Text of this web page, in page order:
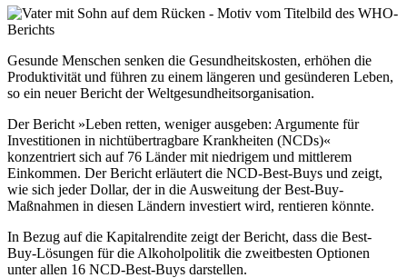
Gesunde Menschen senken die Gesundheitskosten, erhöhen die
Produktivität und führen zu einem längeren und gesünderen Leben,
so ein neuer Bericht der Weltgesundheitsorganisation.
Der Bericht »Leben retten, weniger ausgeben: Argumente für
Investitionen in nichtübertragbare Krankheiten (NCDs)«
konzentriert sich auf 76 Länder mit niedrigem und mittlerem
Einkommen. Der Bericht erläutert die NCD-Best-Buys und zeigt,
wie sich jeder Dollar, der in die Ausweitung der Best-Buy-
Maßnahmen in diesen Ländern investiert wird, rentieren könnte.
In Bezug auf die Kapitalrendite zeigt der Bericht, dass die Best-
Buy-Lösungen für die Alkoholpolitik die zweitbesten Optionen
unter allen 16 NCD-Best-Buys darstellen.